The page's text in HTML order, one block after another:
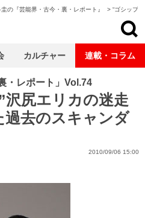
の『芸能界・古今・裏・レポート』 > “ゴシップ
・レポート」Vol.74
沢尻エリカの迷走
過去のスキャンダ
2010/09/06 15:00
カルチャー 連載・コラム